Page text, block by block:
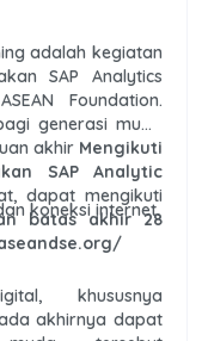
adalah kegiatan
SAP Analytics
Foundation.
generasi muda
akhir Mengikuti
SAP Analytic
dapat mengikuti
batas akhir 28
koneksi internet.
khususnya
akhirnya dapat